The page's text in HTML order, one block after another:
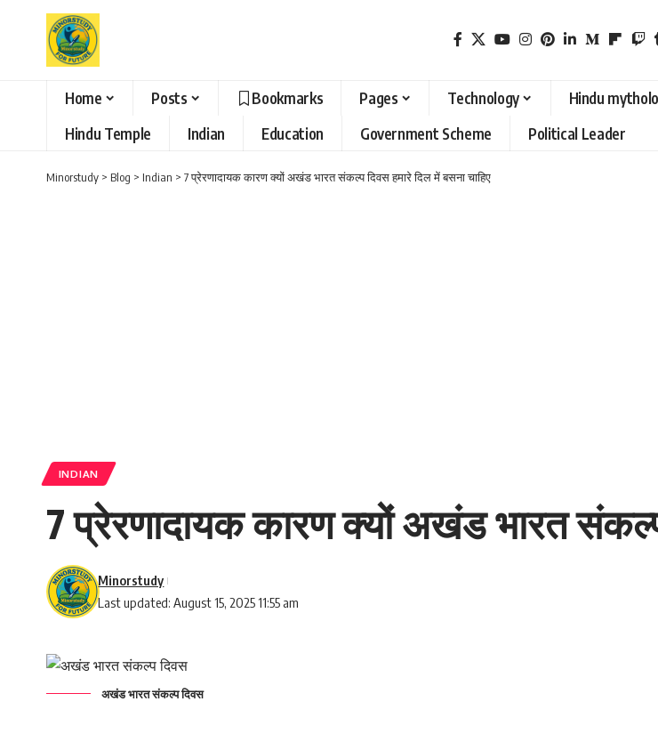
Home Posts Bookmarks Pages Technology Hindu
Hindu Temple
Indian Education Government Scheme Political Leader
Minorstudy > Blog > Indian > 7 प्रेरणादायक कारण क्यों अखंड भारत संकल्प दिवस हमारे दिल में बसना चाहिए
INDIAN
7 प्रेरणादायक कारण क्यों अखंड भारत
Last updated: August 15, 2025 11:55 am
Minorstudy
अखंड भारत संकल्प दिवस